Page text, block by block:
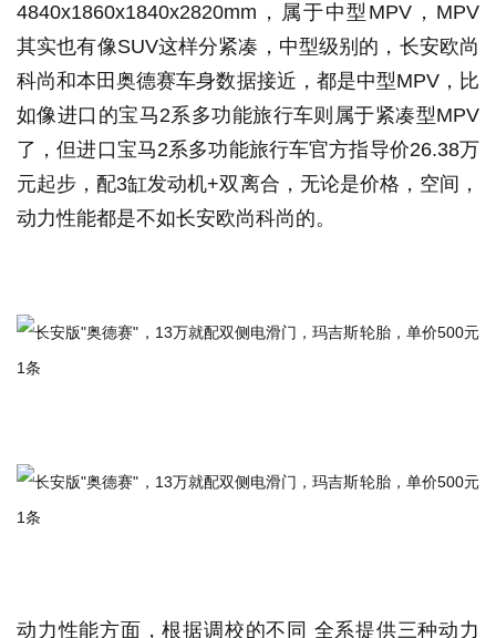
4840x1860x1840x2820mm，属于中型MPV，MPV
其实也有像SUV这样分紧凑，中型级别的，长安欧尚
科尚和本田奥德赛车身数据接近，都是中型MPV，比
如像进口的宝马2系多功能旅行车则属于紧凑型MPV
了，但进口宝马2系多功能旅行车官方指导价26.38万
元起步，配3缸发动机+双离合，无论是价格，空间，
动力性能都是不如长安欧尚科尚的。
动力性能方面，根据调校的不同 全系提供三种动力